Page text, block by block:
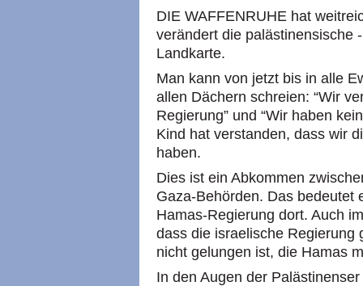
DIE WAFFENRUHE hat
verändert die palästinensische
Landkarte.
Man kann von jetzt bis in alle
allen Dächern schreien: “Wir
Regierung” und “Wir haben
Kind hat verstanden, dass wir
haben.
Dies ist ein Abkommen
Gaza-Behörden. Das bedeutet
Hamas-Regierung dort. Auch
dass die israelische Regierung
nicht gelungen ist, die Hamas
In den Augen der